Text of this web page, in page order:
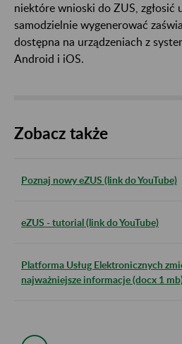
niektóre wnioski do ZUS, zgłosić
samodzielnie wygenerować
dostępna na urządzeniach z
Android i iOS.
Zobacz także
Poznaj nowy eZUS (link do YouTube)
eZUS - tutorial (link do YouTube)
Platforma Usług Elektronicznych
najważniejsze informacje (docx 1